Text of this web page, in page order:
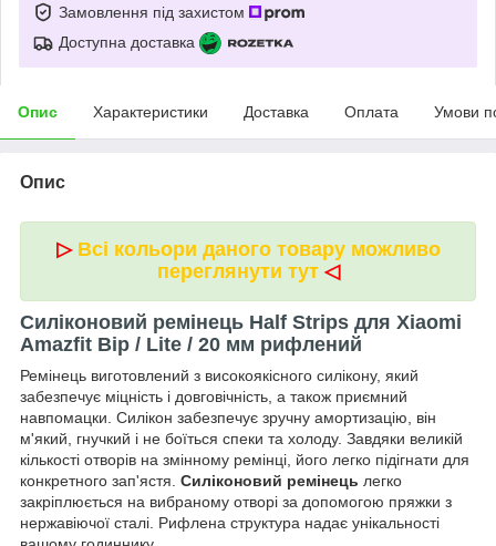
Замовлення під захистом
Доступна доставка
Опис Характеристики Доставка Оплата Умови
Опис
▷ Всі кольори даного товару можливо
переглянути тут◁
Силіконовий ремінець Half Strips для Xiaomi
Amazfit Bip / Lite / 20 мм рифлений
Ремінець виготовлений з високоякісного силікону, який
забезпечує міцність і довговічність, а також приємний
навпомацки. Силікон забезпечує зручну амортизацію, він
м'який, гнучкий і не боїться спеки та холоду. Завдяки великій
кількості отворів на змінному ремінці, його легко підігнати для
конкретного зап'ястя. Силіконовий ремінець легко
закріплюється на вибраному отворі за допомогою пряжки з
нержавіючої сталі. Рифлена структура надає унікальності